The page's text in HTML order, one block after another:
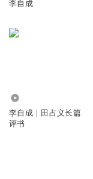
李自成
李自成｜田占义长篇
评书